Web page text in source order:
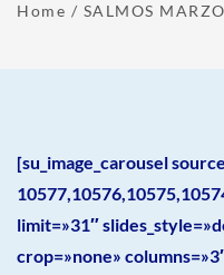
Home / SALMOS
[su_image_carousel
limit=»31″
crop=»none»